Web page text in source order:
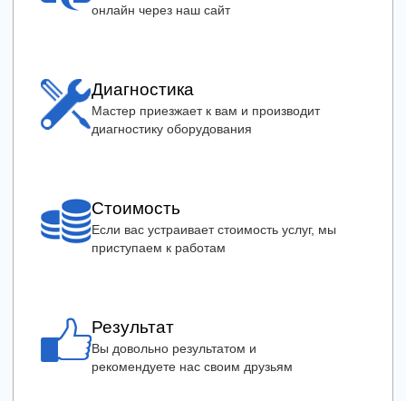
онлайн через наш сайт
Диагностика
Мастер приезжает к вам и производит
диагностику оборудования
Стоимость
Если вас устраивает стоимость услуг, мы
приступаем к работам
Результат
Вы довольно результатом и
рекомендуете нас своим друзьям